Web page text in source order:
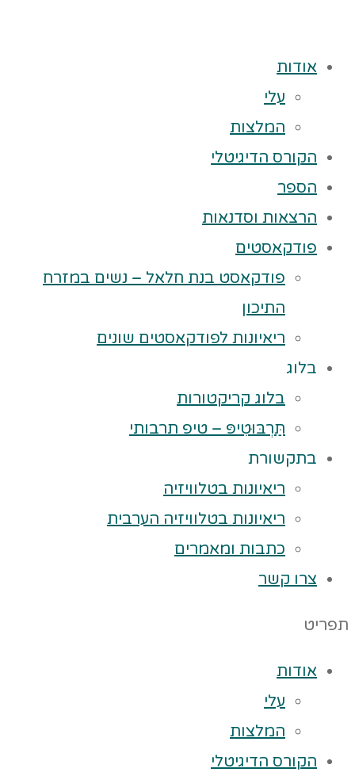
אודות
עלי
המלצות
הקורס הדיגיטלי
הספר
הרצאות וסדנאות
פודקאסטים
פודקאסט בנת חלאל – נשים במזרח
התיכון
ריאיונות לפודקאסטים שונים
בלוג
בלוג קריקטורות
תַּרְבּוּטִיפּ – טיפ תרבותי
בתקשורת
ריאיונות בטלוויזיה
ריאיונות בטלוויזיה הערבית
כתבות ומאמרים
צרו קשר
תפריט
אודות
עלי
המלצות
הקורס הדיגיטלי